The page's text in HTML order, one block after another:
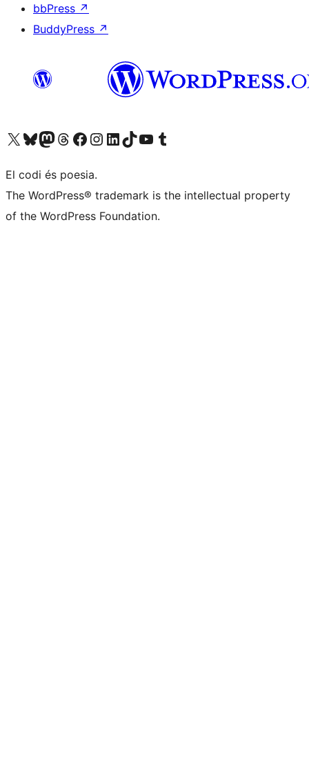
bbPress ↗
BuddyPress ↗
Visiteu el nostre compte X (abans Twitter)
Visiteu el nostre compte de Bluesky
Visiteu el nostre compte al Mastodon
Visiteu el nostre compte de Threads
Visiteu la nostra pàgina al Facebook
Visiteu el nostre compte d'Instagram
Visiteu el nostre compte de LinkedIn
Visiteu el nostre compte de TikTok
Visiteu el nostre canal al YouTube
Visiteu el nostre compte de Tumblr
El codi és poesia.
The WordPress® trademark is the intellectual property
of the WordPress Foundation.